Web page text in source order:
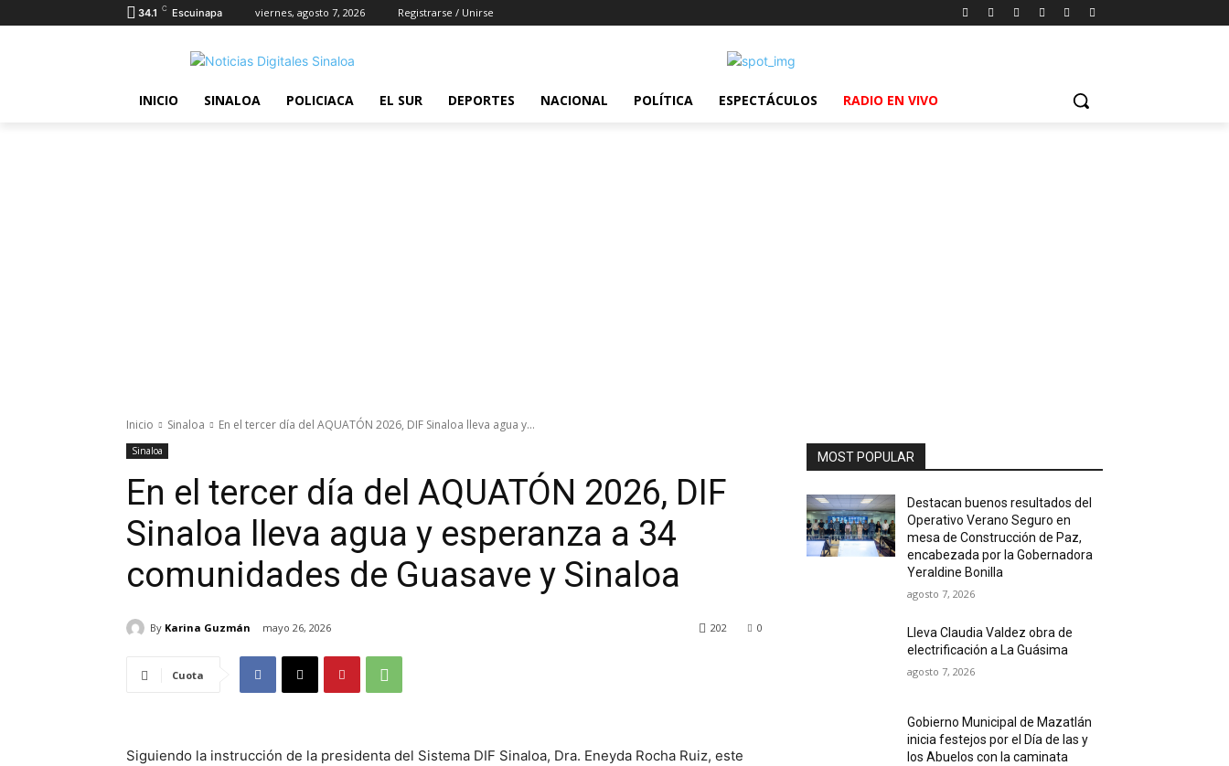
34.1 C Escuinapa viernes, agosto 7, 2026 Registrarse / Unirse
INICIO SINALOA POLICIACA EL SUR DEPORTES NACIONAL POLÍTICA ESPECTÁCULOS RADIO EN VIVO
Inicio Sinaloa En el tercer día del AQUATÓN 2026, DIF Sinaloa lleva agua y...
Sinaloa
En el tercer día del AQUATÓN 2026, DIF
Sinaloa lleva agua y esperanza a 34
comunidades de Guasave y Sinaloa
By Karina Guzmán mayo 26, 2026 0
202
Cuota
Siguiendo la instrucción de la presidenta del Sistema DIF Sinaloa, Dra. Eneyda Rocha Ruiz, este
MOST POPULAR
Destacan buenos resultados del
Operativo Verano Seguro en
mesa de Construcción de Paz,
encabezada por la Gobernadora
Yeraldine Bonilla
agosto 7, 2026
Lleva Claudia Valdez obra de
electrificación a La Guásima
agosto 7, 2026
Gobierno Municipal de Mazatlán
inicia festejos por el Día de las y
los Abuelos con la caminata